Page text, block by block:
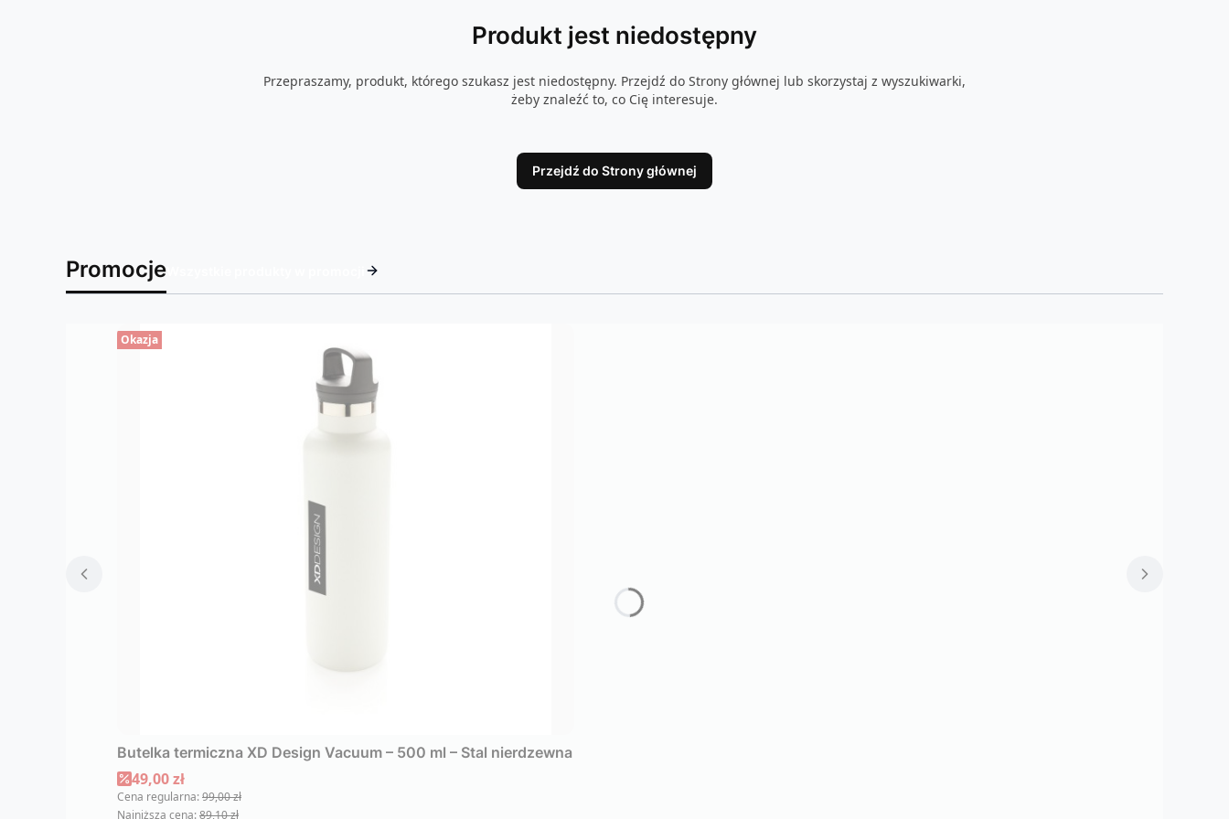
Produkt jest niedostępny
Przepraszamy, produkt, którego szukasz jest niedostępny. Przejdź do Strony głównej lub skorzystaj z wyszukiwarki,
żeby znaleźć to, co Cię interesuje.
Przejdź do Strony głównej
Promocje
Okazja
Butelka termiczna XD Design Vacuum – 500 ml – Stal nierdzewna
Cena promocyjna
49,00 zł
Cena regularna:99,00 zł
Najniższa cena:89,10 zł